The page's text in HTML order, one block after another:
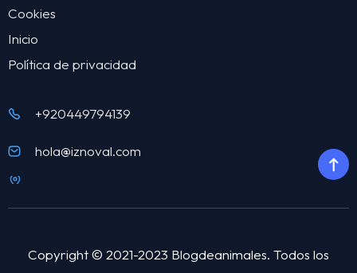
Cookies
Inicio
Política de privacidad
+920449794139
hola@iznoval.com
Copyright © 2021-2023 Blogdeanimales. Todos los